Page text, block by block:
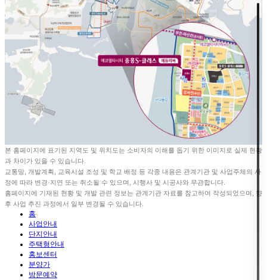
본 홈페이지에 표기된 지역도 및 위치도는 소비자의 이해를 돕기 위한 이미지로 실제 현황
과 차이가 있을 수 있습니다.
교통망, 개발계획, 교육시설 조성 및 학교 배정 등 각종 내용은 관계기관 및 사업주체의 사
정에 따라 변경·지연 또는 취소될 수 있으며, 시행사 및 시공사와 무관합니다.
홈페이지에 기재된 현황 및 개발 관련 정보는 관계기관 자료를 참고하여 작성되었으며, 향
후 사업 추진 과정에서 일부 변경될 수 있습니다.
홈
사업안내
단지안내
주택형안내
홍보센터
분양가
방문예약